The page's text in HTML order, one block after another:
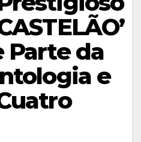
Parte da
e